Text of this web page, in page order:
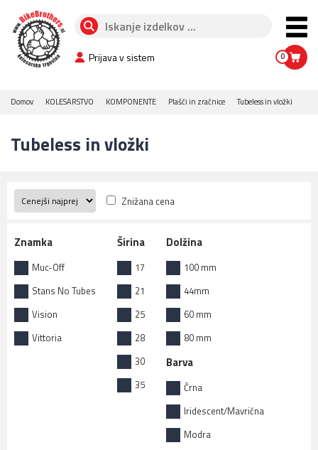
Prijava v sistem 0
Domov KOLESARSTVO KOMPONENTE Plašči in zračnice Tubeless in vložki
Tubeless in vložki
Znižana cena
Znamka
Muc-Off
Stans No Tubes
Vision
Vittoria
Širina
17
21
25
28
30
35
Dolžina
100 mm
44mm
60 mm
80 mm
Barva
Črna
Iridescent/Mavrična
Modra